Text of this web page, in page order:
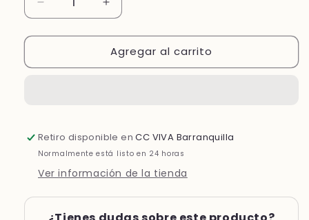
Reducir
cantidad
para
AGUA
GEL
DE
AGUA
*40ML
Aumentar
cantidad
para
URIAGE
AGUA
GEL
DE
AGUA
*40ML
Agregar al carrito
Retiro disponible enCC VIVA Barranquilla
Normalmente está listo en 24 horas
Ver información de la tienda